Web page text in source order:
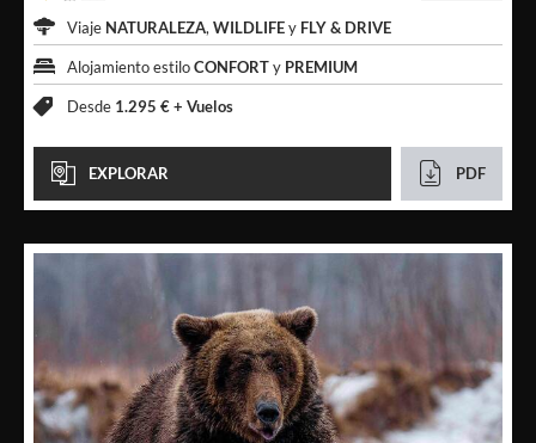
Viaje NATURALEZA, WILDLIFEy FLY & DRIVE
Alojamiento estiloCONFORTy PREMIUM
Desde 1.295 € + Vuelos
EXPLORAR PDF